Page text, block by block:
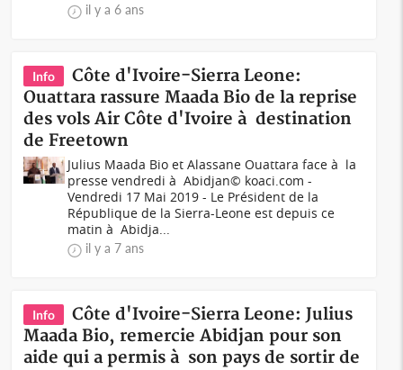
il y a 6 ans
Info
Côte d'Ivoire-Sierra Leone:
Ouattara rassure Maada Bio de la reprise
des vols Air Côte d'Ivoire à destination
de Freetown
Julius Maada Bio et Alassane Ouattara face à la
presse vendredi à Abidjan© koaci.com -
Vendredi 17 Mai 2019 - Le Président de la
République de la Sierra-Leone est depuis ce
matin à Abidja...
il y a 7 ans
Info
Côte d'Ivoire-Sierra Leone: Julius
Maada Bio, remercie Abidjan pour son
aide qui a permis à son pays de sortir de